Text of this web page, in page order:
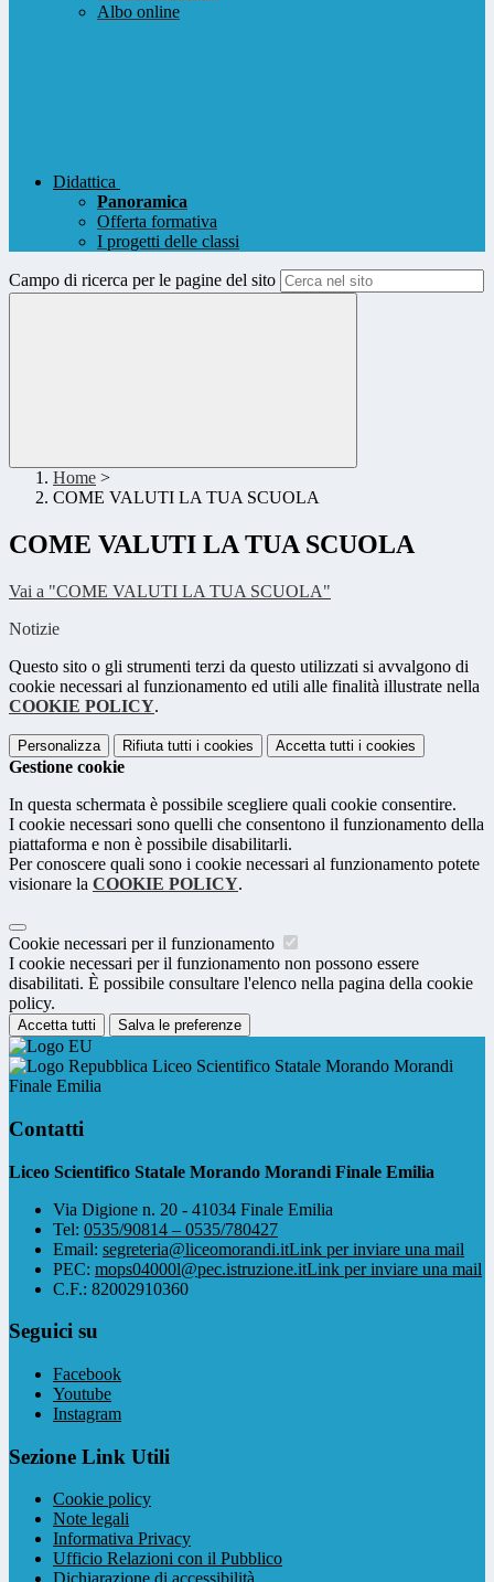
Albo online
Didattica
Panoramica
Offerta formativa
I progetti delle classi
Campo di ricerca per le pagine del sito
Home >
COME VALUTI LA TUA SCUOLA
COME VALUTI LA TUA SCUOLA
Vai a "COME VALUTI LA TUA SCUOLA"
Notizie
Questo sito o gli strumenti terzi da questo utilizzati si avvalgono di
cookie necessari al funzionamento ed utili alle finalità illustrate nella
COOKIE POLICY.
Personalizza Rifiuta tutti i cookies Accetta tutti i cookies
Gestione cookie
In questa schermata è possibile scegliere quali cookie consentire.
I cookie necessari sono quelli che consentono il funzionamento della
piattaforma e non è possibile disabilitarli.
Per conoscere quali sono i cookie necessari al funzionamento potete
visionare la COOKIE POLICY.
Cookie necessari per il funzionamento
I cookie necessari per il funzionamento non possono essere
disabilitati. È possibile consultare l'elenco nella pagina della cookie
policy.
Accetta tutti Salva le preferenze
Liceo Scientifico Statale Morando Morandi
Finale Emilia
Contatti
Liceo Scientifico Statale Morando Morandi Finale Emilia
Via Digione n. 20 - 41034 Finale Emilia
Tel: 0535/90814 – 0535/780427
Email: segreteria@liceomorandi.itLink per inviare una mail
PEC: mops04000l@pec.istruzione.itLink per inviare una mail
C.F.: 82002910360
Seguici su
Facebook
Youtube
Instagram
Sezione Link Utili
Cookie policy
Note legali
Informativa Privacy
Ufficio Relazioni con il Pubblico